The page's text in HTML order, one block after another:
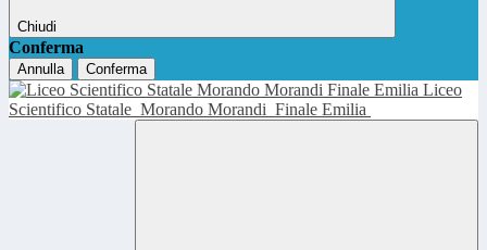
Chiudi
Conferma
Annulla Conferma
Liceo
Scientifico Statale Morando Morandi Finale Emilia